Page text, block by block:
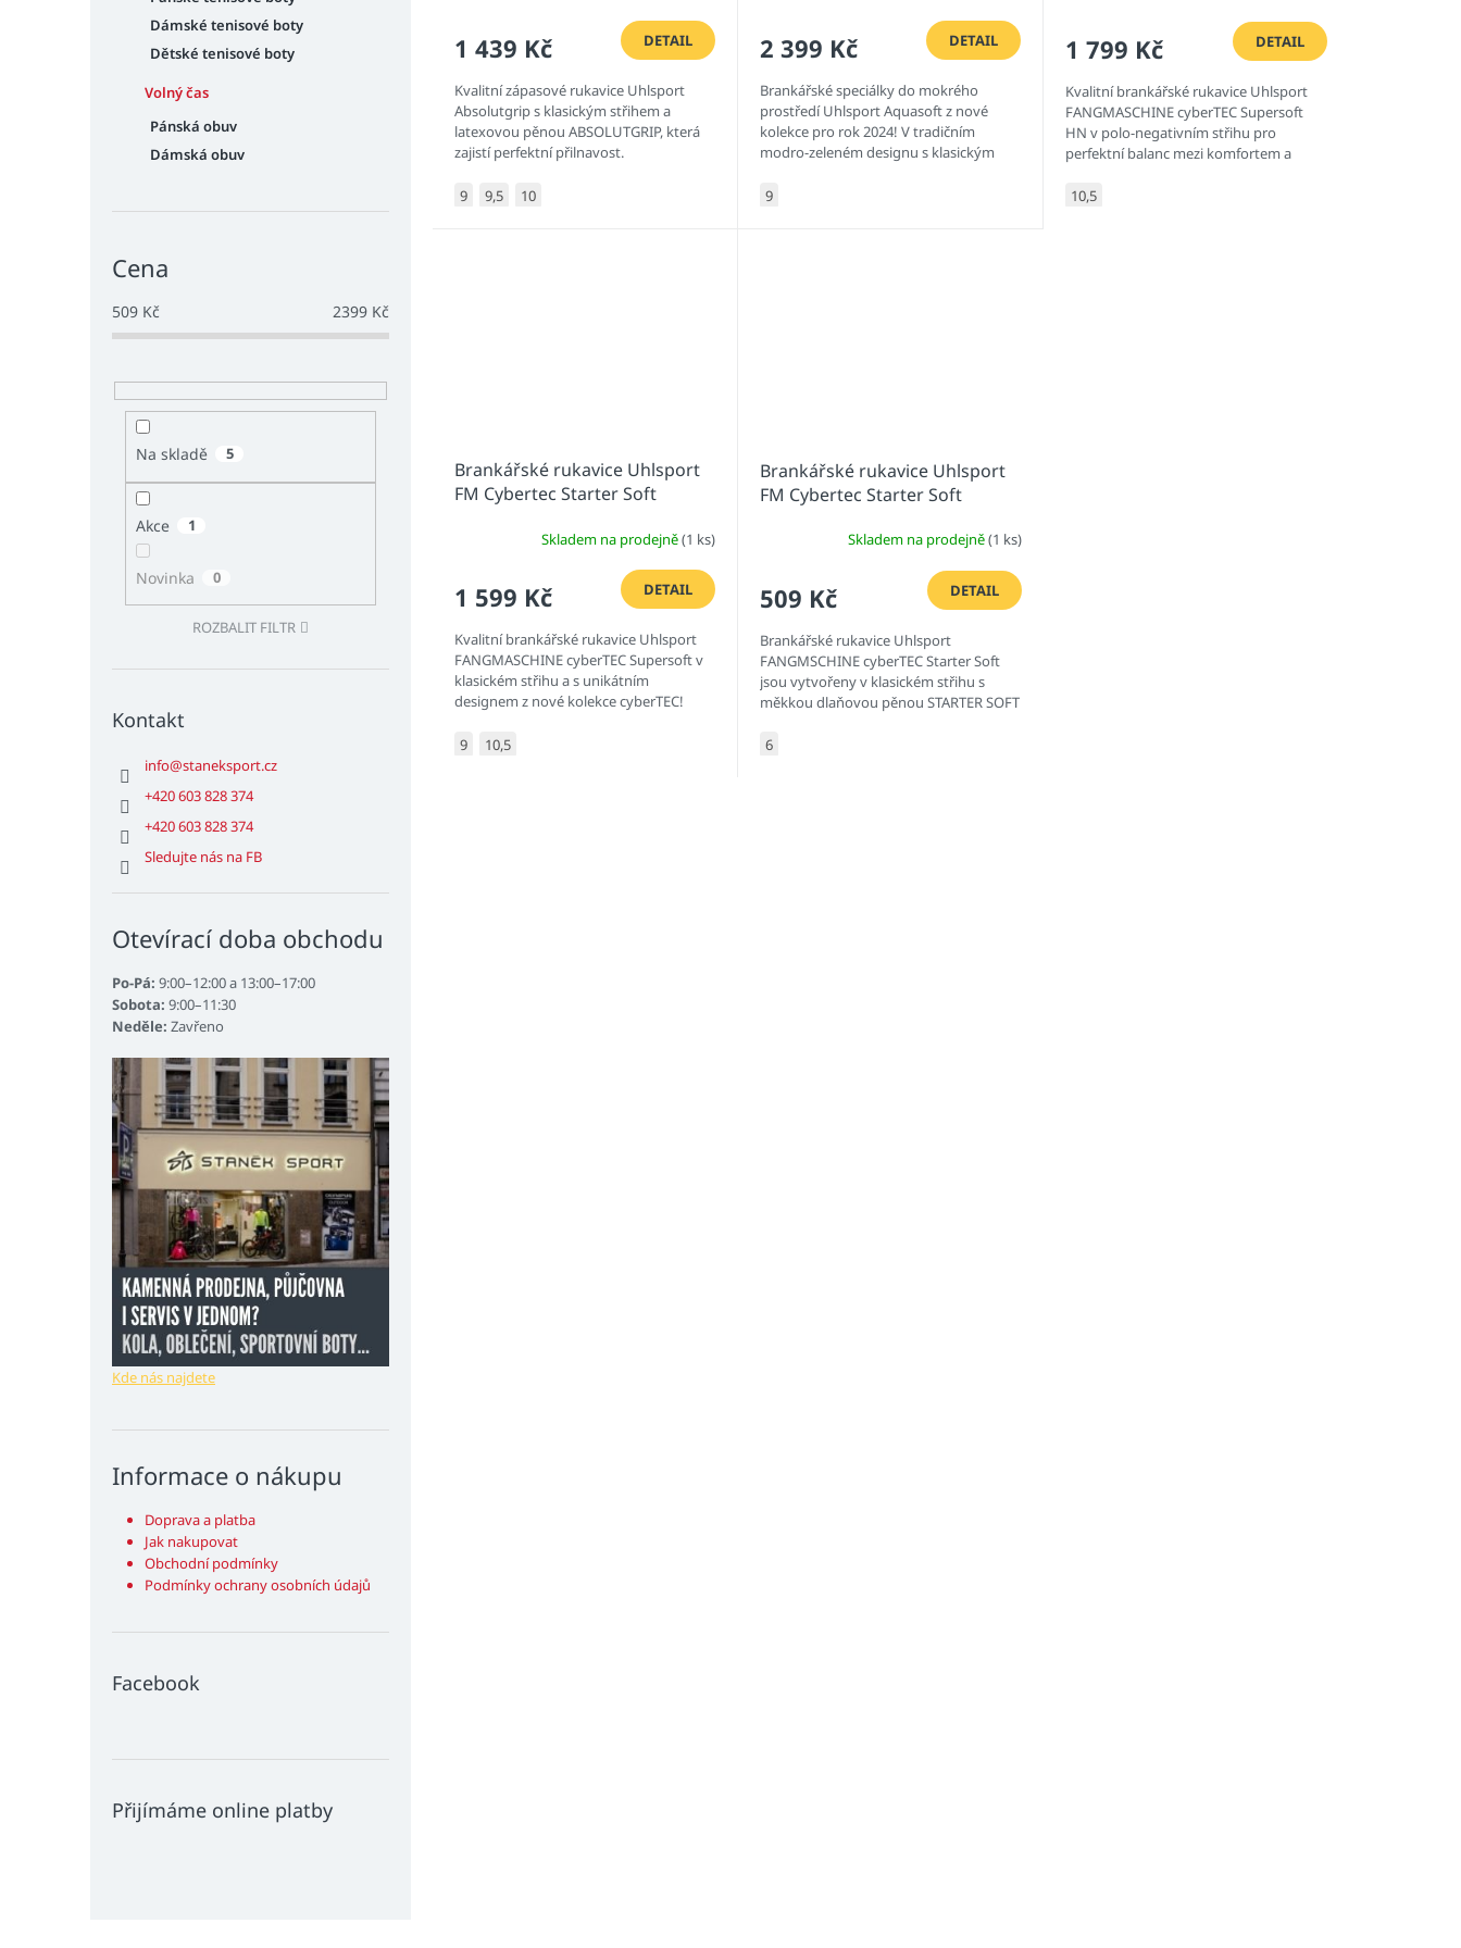
Dámské tenisové boty
Dětské tenisové boty
Volný čas
Pánská obuv
Dámská obuv
Cena
509 Kč 2399 Kč
Na skladě 5
Akce 1
Novinka 0
ROZBALIT FILTR
Kontakt
info@staneksport.cz
+420 603 828 374
+420 603 828 374
Sledujte nás na FB
Otevírací doba obchodu
Po-Pá: 9:00–12:00 a 13:00–17:00
Sobota: 9:00–11:30
Neděle: Zavřeno
Kde nás najdete
Informace o nákupu
Doprava a platba
Jak nakupovat
Obchodní podmínky
Podmínky ochrany osobních údajů
Facebook
Přijímáme online platby
1 439 Kč DETAIL
Kvalitní zápasové rukavice Uhlsport
Absolutgrip s klasickým střihem a
latexovou pěnou ABSOLUTGRIP, která
zajistí perfektní přilnavost.
9 9,5 10
2 399 Kč DETAIL
Brankářské speciálky do mokrého
prostředí Uhlsport Aquasoft z nové
kolekce pro rok 2024! V tradičním
modro-zeleném designu s klasickým
latexovou...
9
1 799 Kč DETAIL
Kvalitní brankářské rukavice Uhlsport
FANGMASCHINE cyberTEC Supersoft
HN v polo-negativním střihu pro
perfektní balanc mezi komfortem a
10,5
Brankářské rukavice Uhlsport
FM Cybertec Starter Soft
Skladem na prodejně(1 ks)
1 599 Kč DETAIL
Kvalitní brankářské rukavice Uhlsport
FANGMASCHINE cyberTEC Supersoft v
klasickém střihu a s unikátním
designem z nové kolekce cyberTEC!
9 10,5
Brankářské rukavice Uhlsport
FM Cybertec Starter Soft
Skladem na prodejně(1 ks)
509 Kč DETAIL
Brankářské rukavice Uhlsport
FANGMSCHINE cyberTEC Starter Soft
jsou vytvořeny v klasickém střihu s
měkkou dlaňovou pěnou STARTER SOFT
cyberTEC!
6